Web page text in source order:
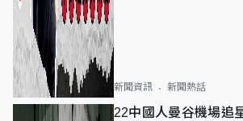
新聞資訊 新聞熱話
22中國人曼谷機場